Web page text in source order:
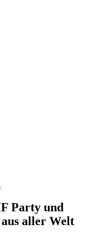
Party und
aller Welt